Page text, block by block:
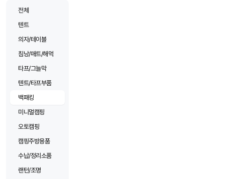
전체
텐트
의자/테이블
침낭/매트/해먹
타프/그늘막
텐트/타프부품
백패킹
미니멀캠핑
오토캠핑
캠핑주방용품
수납/정리소품
랜턴/조명